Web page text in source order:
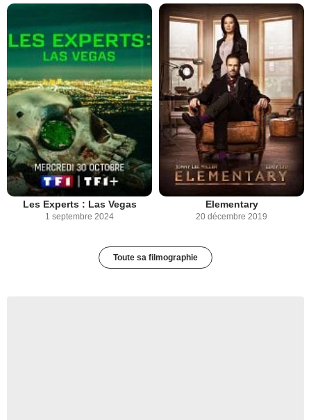
Les Experts : Las Vegas
1 septembre 2024
Elementary
20 décembre 2019
Toute sa filmographie